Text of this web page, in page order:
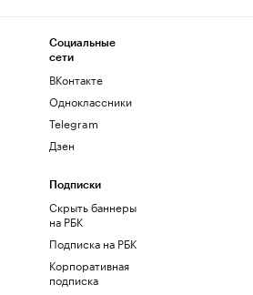
Социальные
сети
ВКонтакте
Одноклассники
Telegram
Дзен
Подписки
Скрыть баннеры
на РБК
Подписка на РБК
Корпоративная
подписка